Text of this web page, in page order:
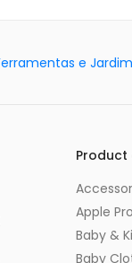
Apple
Baby &
Baby